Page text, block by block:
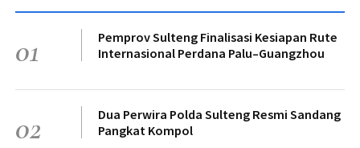
01
Pemprov Sulteng Finalisasi Kesiapan Rute
Internasional Perdana Palu–Guangzhou
02
Dua Perwira Polda Sulteng Resmi Sandang
Pangkat Kompol